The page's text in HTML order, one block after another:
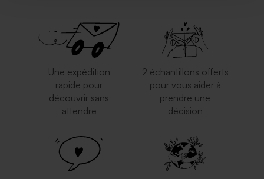
Une expédition
rapide pour
découvrir sans
attendre
2 échantillons offerts
pour vous aider à
prendre une
décision